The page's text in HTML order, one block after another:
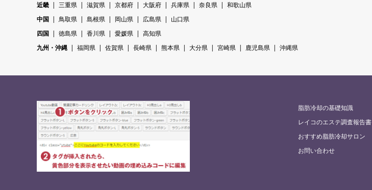
近畿
三重県 滋賀県 京都府 大阪府 兵庫県 奈良県
和歌山県
中国
鳥取県 島根県 岡山県 広島県
山口県
四国
徳島県 香川県 愛媛県
高知県
九州・沖縄
福岡県 佐賀県 長崎県 熊本県 大分県 宮崎県 鹿児島県 沖縄県
脂肪冷却の基礎知識
レイコのエステ調査報告書
おすすめ脂肪冷却サロン
お問い合わせ